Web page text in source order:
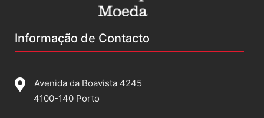
Informação de Contacto
Avenida da Boavista 4245
4100-140 Porto